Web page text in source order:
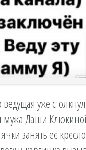
уже
мужа Даши
занять её